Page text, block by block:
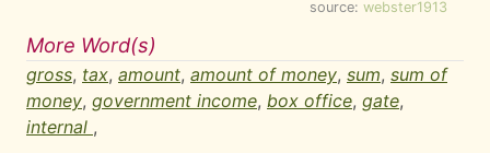
source: webster1913
More Word(s)
gross, tax, amount, amount of money, sum, sum of
money, government income, box office, gate,
internal ,